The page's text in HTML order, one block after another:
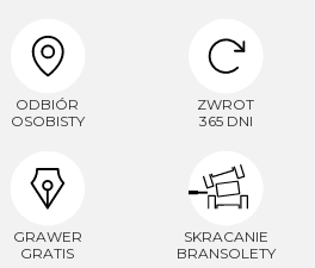
ODBIÓR
OSOBISTY
ZWROT
365 DNI
GRAWER
GRATIS
SKRACANIE
BRANSOLETY